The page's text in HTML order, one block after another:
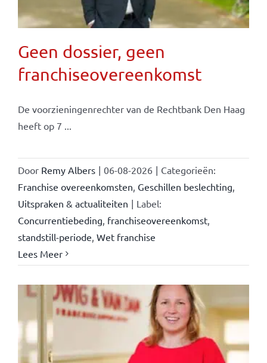
Geen dossier, geen
franchiseovereenkomst
De voorzieningenrechter van de Rechtbank Den Haag
heeft op 7 ...
Door Remy Albers | 06-08-2026 | Categorieën:
Franchise overeenkomsten Geschillen beslechting
Uitspraken & actualiteiten | Label:
Concurrentiebeding franchiseovereenkomst,
standstill-periode Wet franchise
Lees Meer